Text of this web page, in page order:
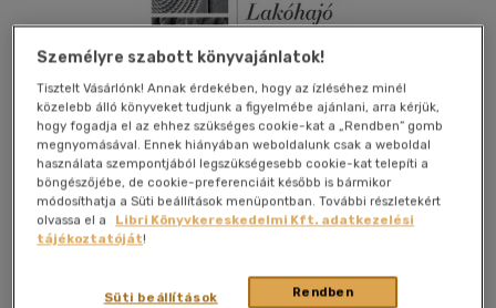
Csak online
Kívánságlistához adom Megosztom
Jaffa Kiadó És Kereskedelmi Kft|2023|magyar nyelvű
füles, kartonált|288 oldal
Személyre szabott könyvajánlatok!
Tisztelt Vásárlónk! Annak érdekében, hogy az ízléséhez minél
közelebb álló könyveket tudjunk a figyelmébe ajánlani, arra kérjük,
hogy fogadja el az ehhez szükséges cookie-kat a „Rendben” gomb
megnyomásával. Ennek hiányában weboldalunk csak a weboldal
használata szempontjából legszükségesebb cookie-kat telepíti a
böngészőjébe, de cookie-preferenciáit később is bármikor
módosíthatja a Süti beállítások menüpontban. További részletekért
olvassa el a
Libri Könyvkereskedelmi Kft. adatkezelési
tájékoztatóját!
Rendben
Süti beállítások